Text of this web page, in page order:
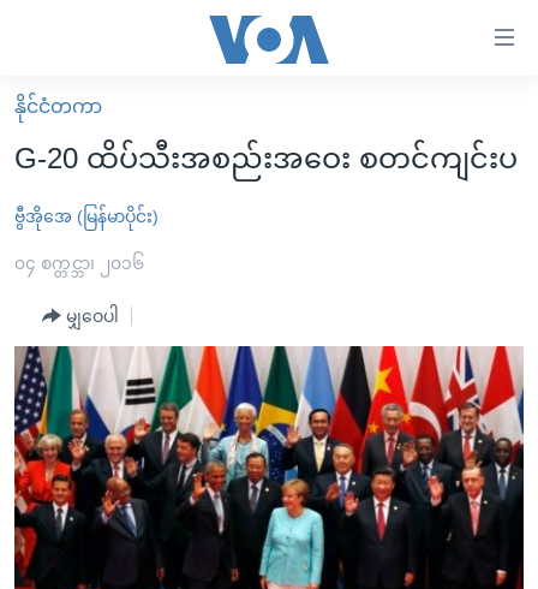
လွယ်ကူ
စေ
Link
များ
အကြောင်းအရာ
သို့
ကျော်
ကြည့်
ရန်
ပင်မ
အ
ညွန်း
မူလစာမျက်နှာ
မြန်မာ
ကမ္ဘာ့သတင်းများ
နိုင်ငံတကာ
တရုတ်
အစ္စရေး-ပါလက်စတိုင်း
ဗွီဒီယို
ရပ်ဝန်းတခု လမ်းတခု အလွန်
အင်္ဂလိပ်စာလေ့လာမယ်
အမေရိကန်သုံးအီဒီယံ
မကြေးမုံရဲ့ အင်္ဂလိပ်စာ
ရုပ်ရှင်ထဲက အင်္ဂလိပ်စာ
အပတ်စဉ်ကဏ္ဍများ
ရေဒီယို
တီဗွီ
ရေဒီယိုနှင့်ရုပ်သံ အချက်အလက်များ
ရေဒီယို/တီဗွီအစီအစဉ်
Learning English
နိုင်ငံတကာ
G-20 ထိပ်သီးအစည်းအဝေး စတင်ကျင်းပ
ဗွီအိုအေ (မြန်မာပိုင်း)
၀၄ စက္တင္ဘာ၊ ၂၀၁၆
မျှဝေပါ